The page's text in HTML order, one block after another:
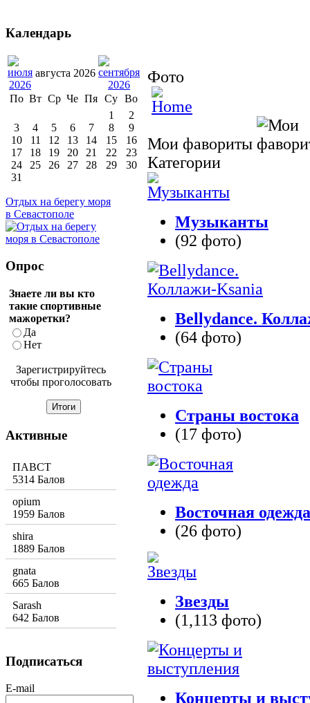
Фото
Мои фавориты
Категории
Музыканты
(92 фото)
Bellydance.
(64 фото)
Страны востока
(17 фото)
Восточная одежда
(26 фото)
Звезды
(1,113 фото)
Концерты и
Календарь
августа 2026
По Вт Ср Че Пя Су Во
1
2
3
4 5 6 7 8
9
10
11 12 13 14 15
16
17
18 19 20 21 22
23
24
25 26 27 28 29
30
31
Отдых на берегу моря
в Севастополе
Опрос
Знаете ли вы кто
такие спортивные
мажоретки?
Да
Нет
Зарегистрируйтесь
чтобы проголосовать
Активные
ПАВСТ
5314 Балов
opium
1959 Балов
shira
1889 Балов
gnata
665 Балов
Sarash
642 Балов
Подписаться
E-mail